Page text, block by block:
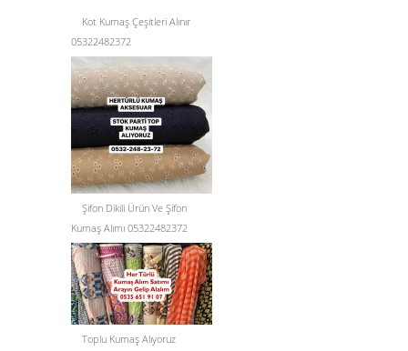
Kot Kumaş Çeşitleri Alınır
05322482372
Şifon Dikili Ürün Ve Şifon
Kumaş Alımı 05322482372
Toplu Kumaş Alıyoruz